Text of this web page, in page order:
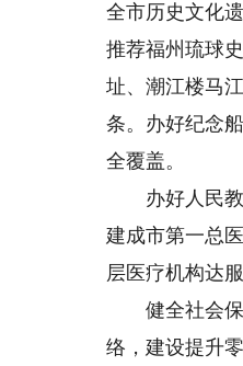
全市历史文化
推荐福州琉球
址、潮江楼马
条。办好纪念
全覆盖。
办好人民教
建成市第一总
层医疗机构达
健全社会保
络，建设提升